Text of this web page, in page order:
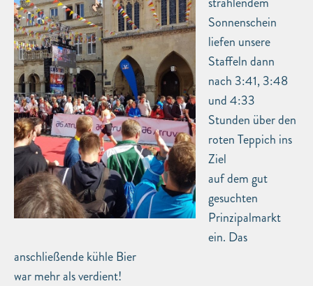
Sonnenschein
liefen unsere
Staffeln dann
nach 3:41, 3:48
und 4:33
Stunden über den
roten Teppich ins
Ziel
auf dem gut
gesuchten
Prinzipalmarkt
ein. Das
anschließende kühle Bier
war mehr als verdient!